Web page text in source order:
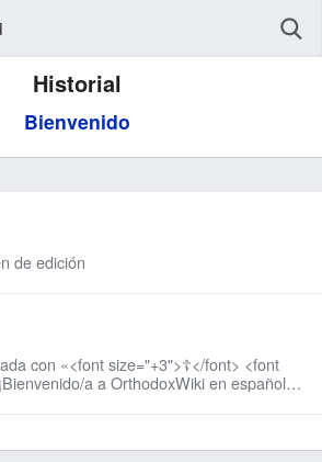
Historial
Bienvenido
de edición
con «<font size="+3">☦</font> <font
a a OrthodoxWiki en español!